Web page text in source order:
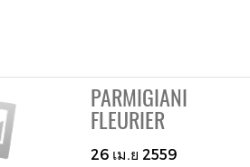
PARMIGIANI
FLEURIER
26 เม.ย 2559